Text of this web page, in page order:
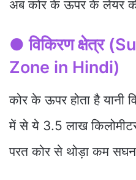
अब कोर के ऊपर के लेयर
● विकिरण क्षेत्र
Zone in Hindi)
कोर के ऊपर होता है यानी
में से ये 3.5 लाख
परत कोर से थोड़ा कम सघन